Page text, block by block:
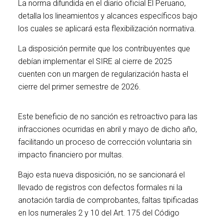
La norma difundida en el diario oficial El Peruano,
detalla los lineamientos y alcances específicos bajo
los cuales se aplicará esta flexibilización normativa.
La disposición permite que los contribuyentes que
debían implementar el SIRE al cierre de 2025
cuenten con un margen de regularización hasta el
cierre del primer semestre de 2026.
Este beneficio de no sanción es retroactivo para las
infracciones ocurridas en abril y mayo de dicho año,
facilitando un proceso de corrección voluntaria sin
impacto financiero por multas.
Bajo esta nueva disposición, no se sancionará el
llevado de registros con defectos formales ni la
anotación tardía de comprobantes, faltas tipificadas
en los numerales 2 y 10 del Art. 175 del Código